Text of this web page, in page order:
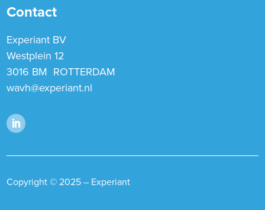
Contact
Experiant BV
Westplein 12
3016 BM ROTTERDAM
wavh@experiant.nl
Copyright © 2025 – Experiant